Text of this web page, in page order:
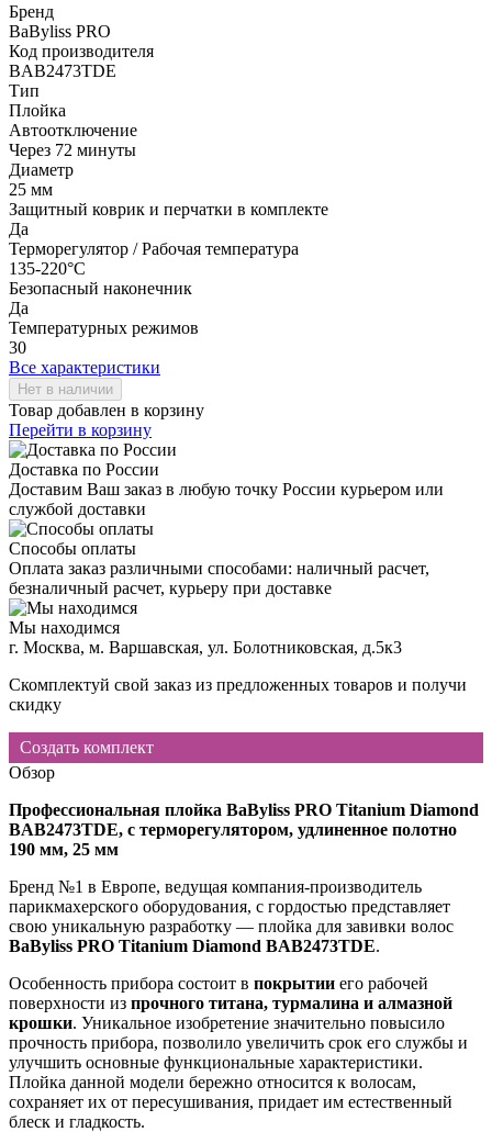
Бренд
BaByliss PRO
Код производителя
BAB2473TDE
Тип
Плойка
Автоотключение
Через 72 минуты
Диаметр
25 мм
Защитный коврик и перчатки в комплекте
Да
Терморегулятор / Рабочая температура
135-220°C
Безопасный наконечник
Да
Температурных режимов
30
Все характеристики
Товар добавлен в корзину
Перейти в корзину
Доставка по России
Доставим Ваш заказ в любую точку России курьером или
службой доставки
Способы оплаты
Оплата заказ различными способами: наличный расчет,
безналичный расчет, курьеру при доставке
Мы находимся
г. Москва, м. Варшавская, ул. Болотниковская, д.5к3
Скомплектуй свой заказ из предложенных товаров и получи
скидку
Создать комплект
Обзор
Профессиональная плойка BaByliss PRO Titanium Diamond
BAB2473TDE, с терморегулятором, удлиненное полотно
190 мм, 25 мм
Бренд №1 в Европе, ведущая компания-производитель
парикмахерского оборудования, с гордостью представляет
свою уникальную разработку — плойка для завивки волос
BaByliss PRO Titanium Diamond BAB2473TDE.
Особенность прибора состоит в покрытии его рабочей
поверхности из прочного титана, турмалина и алмазной
крошки. Уникальное изобретение значительно повысило
прочность прибора, позволило увеличить срок его службы и
улучшить основные функциональные характеристики.
Плойка данной модели бережно относится к волосам,
сохраняет их от пересушивания, придает им естественный
блеск и гладкость.